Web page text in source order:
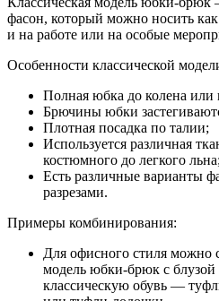
фасон, который можно носить
и на работе или на особые
Особенности классической
Полная юбка до колена или
Брючины юбки
Плотная посадка по талии;
Используется различная
костюмного до легкого льна;
Есть различные варианты
разрезами.
Примеры комбинирования:
Для офисного стиля можно
модель юбки-брюк с блузой
классическую обувь —